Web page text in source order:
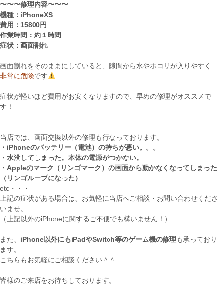
〜〜〜修理内容〜〜〜
機種：iPhoneXS
費用：15800円
作業時間：約１時間
症状：画面割れ
画面割れをそのままにしていると、隙間から水やホコリが入りやすく
非常に危険です
症状が軽いほど費用がお安くなりますので、早めの修理がオススメで
す！
当店では、画面交換以外の修理も行なっております。
・iPhoneのバッテリー（電池）の持ちが悪い。。。
・水没してしまった。本体の電源がつかない。
・Appleのマーク（リンゴマーク）の画面から動かなくなってしまった
（リンゴループになった）
etc・・・
上記の症状がある場合は、お気軽に当店へご相談・お問い合わせくださ
いませ。
（上記以外のiPhoneに関するご不便でも構いません！）
また、 iPhone以外にもiPadやSwitch等のゲーム機の修理も承っており
ます。
こちらもお気軽にご相談ください＾＾
皆様のご来店をお待ちしております。